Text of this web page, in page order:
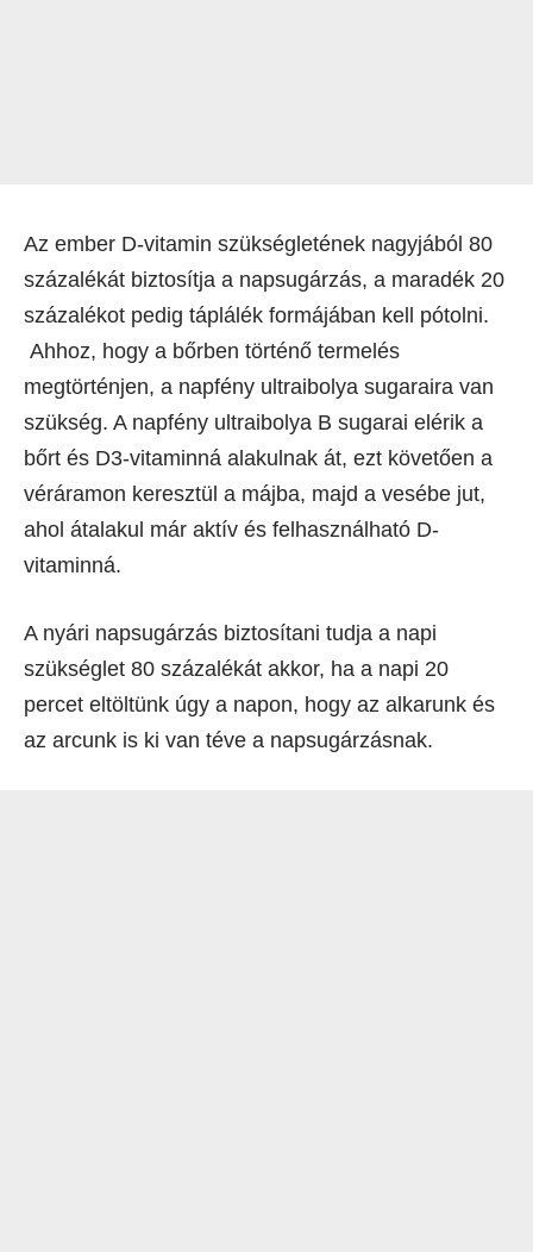
Az ember D-vitamin szükségletének nagyjából 80
százalékát biztosítja a napsugárzás, a maradék 20
százalékot pedig táplálék formájában kell pótolni.
Ahhoz, hogy a bőrben történő termelés
megtörténjen, a napfény ultraibolya sugaraira van
szükség. A napfény ultraibolya B sugarai elérik a
bőrt és D3-vitaminná alakulnak át, ezt követően a
véráramon keresztül a májba, majd a vesébe jut,
ahol átalakul már aktív és felhasználható D-
vitaminná.
A nyári napsugárzás biztosítani tudja a napi
szükséglet 80 százalékát akkor, ha a napi 20
percet eltöltünk úgy a napon, hogy az alkarunk és
az arcunk is ki van téve a napsugárzásnak.